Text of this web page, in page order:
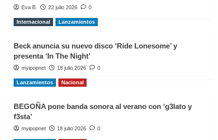
Eva B. 22 julio 2026 0
Internacional Lanzamientos
Beck anuncia su nuevo disco ‘Ride Lonesome’ y
presenta ‘In The Night’
myipopnet 18 julio 2026 0
Lanzamientos Nacional
BEGOÑA pone banda sonora al verano con ‘g3lato y
f3sta’
myipopnet 18 julio 2026 0